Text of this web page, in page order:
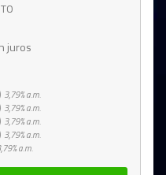
juros
3,79%a.m.
3,79%a.m.
3,79%a.m.
3,79%a.m.
a.m.